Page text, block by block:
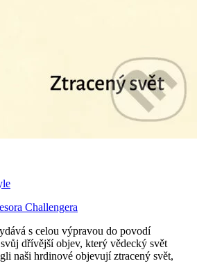
Challengera
s celou výpravou do povodí
dřívější objev, který vědecký svět
naši hrdinové objevují ztracený svět,